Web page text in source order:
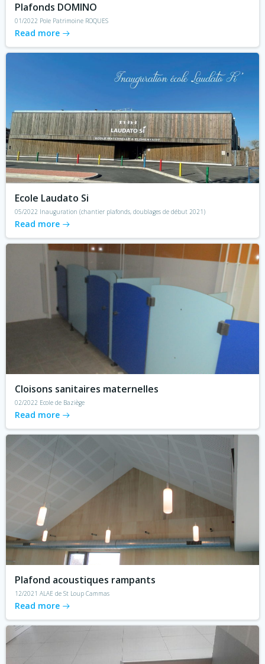
Plafonds DOMINO
01/2022 Pole Patrimoine ROQUES
Read more
Ecole Laudato Si
05/2022 Inauguration (chantier plafonds, doublages de début 2021)
Read more
Cloisons sanitaires maternelles
02/2022 Ecole de Baziège
Read more
Plafond acoustiques rampants
12/2021 ALAE de St Loup Cammas
Read more